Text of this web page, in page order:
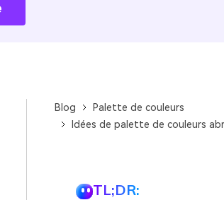
Blog
Palette de couleurs
Idées de palette de couleurs
TL;DR: